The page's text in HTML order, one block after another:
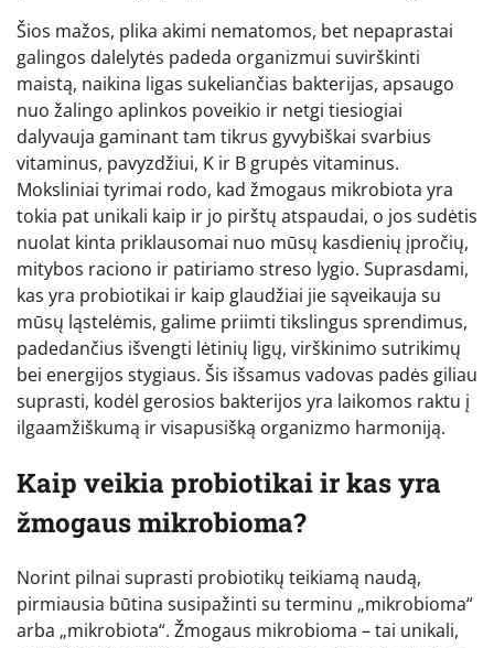
Šios mažos, plika akimi nematomos, bet nepaprastai
galingos dalelytės padeda organizmui suvirškinti
maistą, naikina ligas sukeliančias bakterijas, apsaugo
nuo žalingo aplinkos poveikio ir netgi tiesiogiai
dalyvauja gaminant tam tikrus gyvybiškai svarbius
vitaminus, pavyzdžiui, K ir B grupės vitaminus.
Moksliniai tyrimai rodo, kad žmogaus mikrobiota yra
tokia pat unikali kaip ir jo pirštų atspaudai, o jos sudėtis
nuolat kinta priklausomai nuo mūsų kasdienių įpročių,
mitybos raciono ir patiriamo streso lygio. Suprasdami,
kas yra probiotikai ir kaip glaudžiai jie sąveikauja su
mūsų ląstelėmis, galime priimti tikslingus sprendimus,
padedančius išvengti lėtinių ligų, virškinimo sutrikimų
bei energijos stygiaus. Šis išsamus vadovas padės giliau
suprasti, kodėl gerosios bakterijos yra laikomos raktu į
ilgaamžiškumą ir visapusišką organizmo harmoniją.
Kaip veikia probiotikai ir kas yra
žmogaus mikrobioma?
Norint pilnai suprasti probiotikų teikiamą naudą,
pirmiausia būtina susipažinti su terminu „mikrobioma“
arba „mikrobiota“. Žmogaus mikrobioma – tai unikali,